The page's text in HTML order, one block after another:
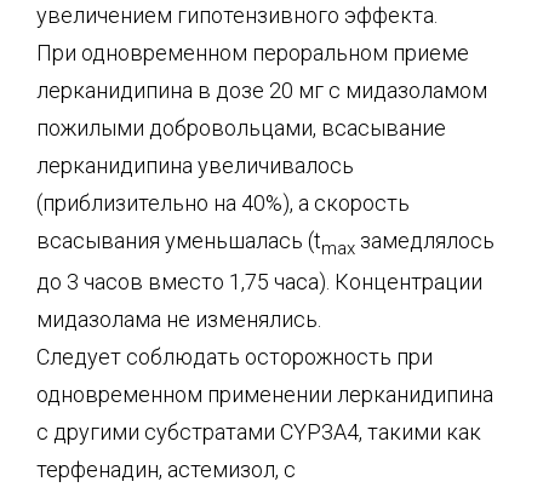
увеличением гипотензивного эффекта.
При одновременном пероральном приеме
лерканидипина в дозе 20 мг с мидазоламом
пожилыми добровольцами, всасывание
лерканидипина увеличивалось
(приблизительно на 40%), а скорость
всасывания уменьшалась (tmax замедлялось
до 3 часов вместо 1,75 часа). Концентрации
мидазолама не изменялись.
Следует соблюдать осторожность при
одновременном применении лерканидипина
с другими субстратами CYP3А4, такими как
терфенадин, астемизол, с